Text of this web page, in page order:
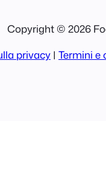
Copyright © 2026
privacy | Termini e